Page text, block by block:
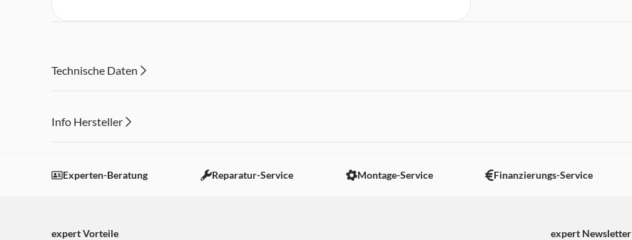
Technische Daten
Info Hersteller
Einstellungen anpassen
Experten-Beratung Reparatur-Service Montage-Service Finanzierungs-Service
expert Vorteile expert Newsletter